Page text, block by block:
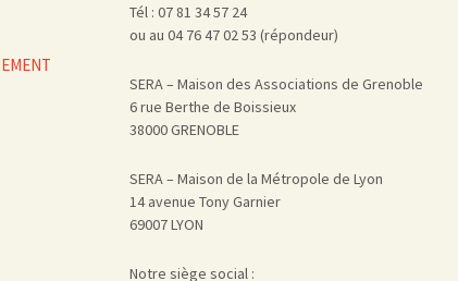
écrans / jeux vidéos
environnement industriel
Tél : 07 81 34 57 24
ou au 04 76 47 02 53 (répondeur)
SERA – Maison des Associations de Grenoble
6 rue Berthe de Boissieux
38000 GRENOBLE
SERA – Maison de la Métropole de Lyon
14 avenue Tony Garnier
69007 LYON
Notre siège social :